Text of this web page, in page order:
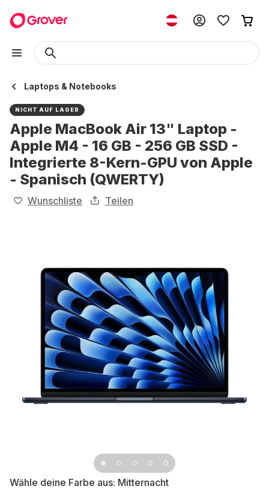
Laptops & Notebooks
NICHT AUF LAGER
Apple MacBook Air 13" Laptop -
Apple M4 - 16 GB - 256 GB SSD -
Integrierte 8-Kern-GPU von Apple
- Spanisch (QWERTY)
Wunschliste Teilen
Wähle deine Farbe aus: Mitternacht